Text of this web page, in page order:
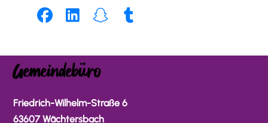
Gemeindebüro
Friedrich-Wilhelm-Straße 6
63607 Wächtersbach